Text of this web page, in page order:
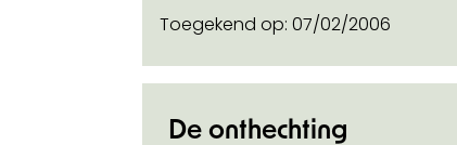
Toegekend op: 07/02/2006
De onthechting